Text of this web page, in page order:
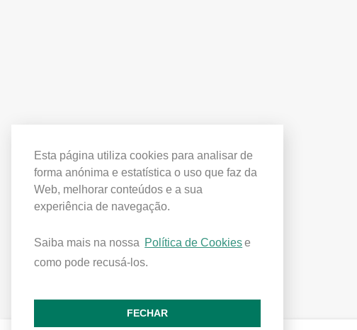
Esta página utiliza cookies para analisar de
forma anónima e estatística o uso que faz da
Web, melhorar conteúdos e a sua
experiência de navegação.
Saiba mais na nossa Política de Cookiese
como pode recusá-los.
FECHAR